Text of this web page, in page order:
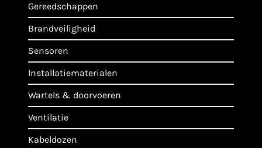
gereedschappen
brandveiligheid
sensoren
installatiematerialen
wartels & doorvoeren
ventilatie
kabeldozen